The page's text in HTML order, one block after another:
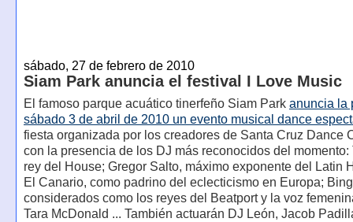
sábado, 27 de febrero de 2010
Siam Park anuncia el festival I Love Music
El famoso parque acuático tinerfeño Siam Park anuncia la
sábado 3 de abril de 2010 un evento musical dance
fiesta organizada por los creadores de Santa Cruz Dance
con la presencia de los DJ más reconocidos del momento:
rey del House; Gregor Salto, máximo exponente del Latin
El Canario, como padrino del eclecticismo en Europa;
considerados como los reyes del Beatport y la voz
Tara McDonald ... También actuarán DJ León, Jacob